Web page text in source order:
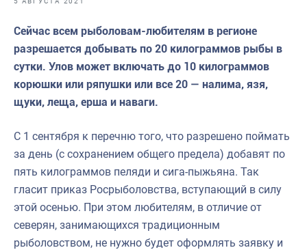
Выставки и конференции
Научно-практическая литература
Рыбоохрана России
Инфографика
Укрепление духовно-нравственных ценностей
События в России и мире
Сейчас всем рыболовам-любителям в регионе
разрешается добывать по 20 килограммов рыбы в
сутки. Улов может включать до 10 килограммов
корюшки или ряпушки или все 20 — налима, язя,
щуки, леща, ерша и наваги.
С 1 сентября к перечню того, что разрешено поймать
за день (с сохранением общего предела) добавят по
пять килограммов пеляди и сига-пыжьяна. Так
гласит приказ Росрыболовства, вступающий в силу
этой осенью. При этом любителям, в отличие от
северян, занимающихся традиционным
рыболовством, не нужно будет оформлять заявку и